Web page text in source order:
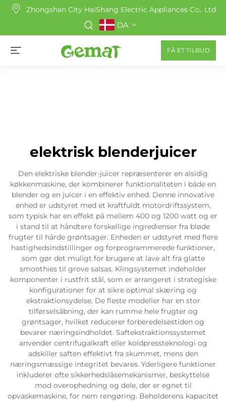
Zhongshan City HaiShang Electric Appliances Co,. Ltd
DA
FÅ ET TILBUD
elektrisk blenderjuicer
Den elektriske blender-juicer repræsenterer en alsidig
køkkenmaskine, der kombinerer funktionaliteten i både en
blender og en juicer i en effektiv enhed. Denne innovative
enhed er udstyret med et kraftfuldt motordriftssystem,
som typisk har en effekt på mellem 400 og 1200 watt og er
i stand til at håndtere forskellige ingredienser fra bløde
frugter til hårde grøntsager. Enheden er udstyret med flere
hastighedsindstillinger og forprogrammerede funktioner,
som gør det muligt for brugere at lave alt fra glatte
smoothies til grove salsas. Klingsystemet indeholder
komponenter i rustfrit stål, som er arrangeret i strategiske
konfigurationer for at sikre optimal skæring og
ekstraktionsydelse. De fleste modeller har en stor
tilførselsåbning, der kan rumme hele frugter og
grøntsager, hvilket reducerer forberedelsestiden og
bevarer næringsindholdet. Saftekstraktionssystemet
anvender centrifugalkraft eller koldpressteknologi og
adskiller saften effektivt fra skummet, mens den
næringsmæssige integritet bevares. Yderligere funktioner
inkluderer ofte sikkerhedslåsemekanismer, beskyttelse
mod overophedning og dele, der er egnet til
opvaskemaskine, for nem rengøring. Beholderens kapacitet